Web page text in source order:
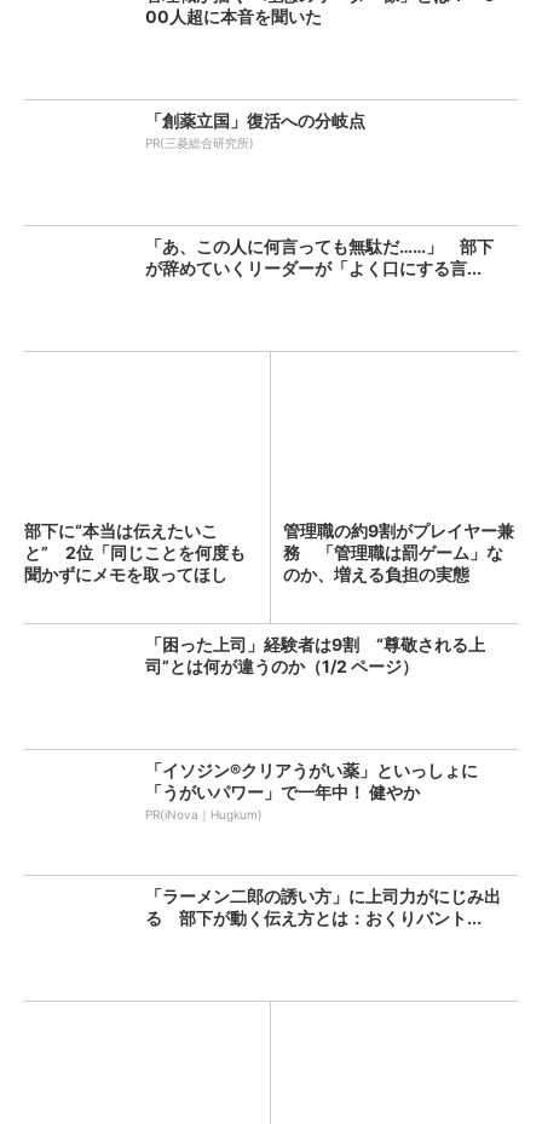
00人超に本音を聞いた
「創薬立国」復活への分岐点
PR(三菱総合研究所)
「あ、この人に何言っても無駄だ……」 部下
が辞めていくリーダーが「よく口にする言...
部下に“本当は伝えたいこ
と” 2位「同じことを何度も
聞かずにメモを取ってほし
管理職の約9割がプレイヤー兼
務 「管理職は罰ゲーム」な
のか、増える負担の実態
「困った上司」経験者は9割 “尊敬される上
司”とは何が違うのか（1/2 ページ）
「イソジン®クリアうがい薬」といっしょに
「うがいパワー」で一年中！ 健やか
PR(iNova｜Hugkum)
「ラーメン二郎の誘い方」に上司力がにじみ出
る 部下が動く伝え方とは：おくりバント...